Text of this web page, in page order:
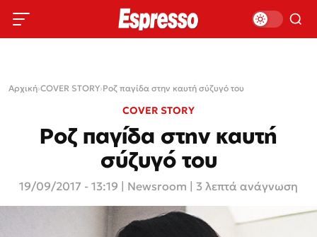
Αρχική›COVER STORY›Ροζ παγίδα στην καυτή σύζυγό του
COVER STORY
Ροζ παγίδα στην καυτή
σύζυγό του
19/09/2017 - 13:19 Newsroom | 3 λεπτά ανάγνωση